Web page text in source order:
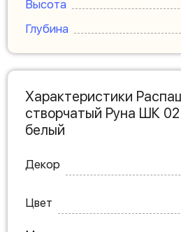
Высота
Глубина
Характеристики
створчатый Руна ШК
белый
Декор
Цвет